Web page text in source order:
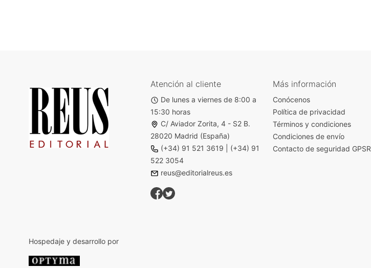
Atención al cliente
De lunes a viernes de 8:00 a
15:30 horas
C/ Aviador Zorita, 4 - S2 B.
28020 Madrid (España)
(+34) 91 521 3619
(+34) 91
522 3054
reus@editorialreus.es
Más información
Conócenos
Política de privacidad
Términos y condiciones
Condiciones de envío
Contacto de seguridad GPSR
Hospedaje y desarrollo por